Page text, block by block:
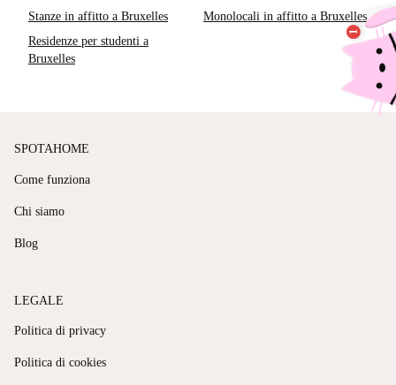
Stanze in affitto a Bruxelles
Monolocali in affitto a Bruxelles
Residenze per studenti a
Bruxelles
SPOTAHOME
Come funziona
Chi siamo
Blog
LEGALE
Politica di privacy
Politica di cookies